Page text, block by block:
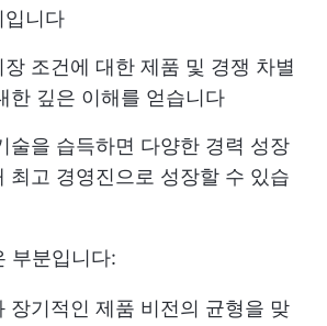
입니다
조건에 대한 제품 및 경쟁 차별
한 깊은 이해를 얻습니다
술을 습득하면 다양한 경력 성장
최고 경영진으로 성장할 수 있습
부분입니다:
장기적인 제품 비전의 균형을 맞